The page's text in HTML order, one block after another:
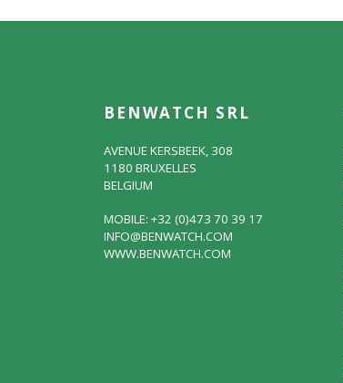
BENWATCH SRL
AVENUE KERSBEEK, 308
1180 BRUXELLES
BELGIUM
MOBILE: +32 (0)473 70 39 17
INFO@BENWATCH.COM
WWW.BENWATCH.COM